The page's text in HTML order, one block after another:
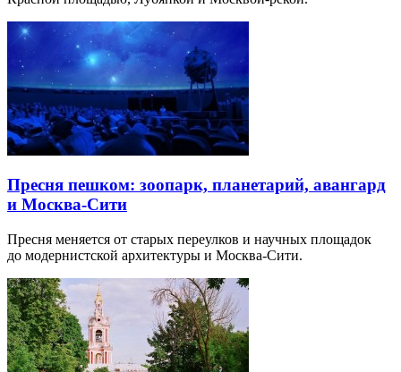
Пресня пешком: зоопарк, планетарий, авангард
и Москва-Сити
Пресня меняется от старых переулков и научных площадок
до модернистской архитектуры и Москва-Сити.